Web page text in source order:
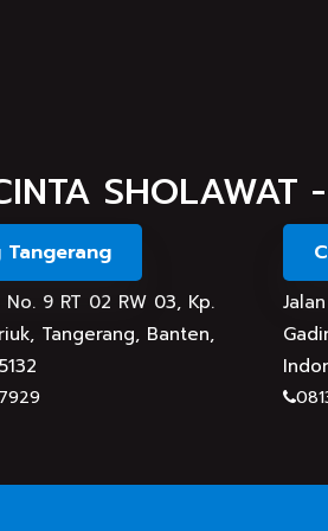
ramah dan mampu menciptakan
Semuanya tertata rapi dan ibadah
SHOLAWAT
Tangerang
No. 9 RT 02 RW 03, Kp.
Tangerang, Banten,